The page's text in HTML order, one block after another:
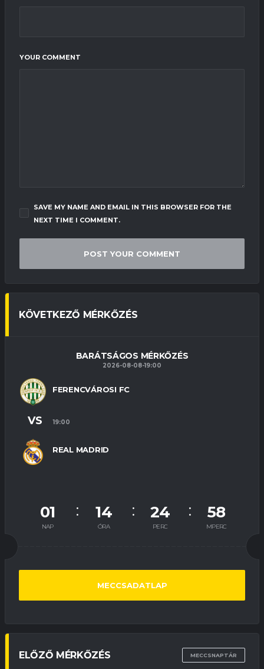
YOUR COMMENT
SAVE MY NAME AND EMAIL IN THIS BROWSER FOR THE
NEXT TIME I COMMENT.
KÖVETKEZŐ MÉRKŐZÉS
BARÁTSÁGOS MÉRKŐZÉS
2026-08-08-19:00
FERENCVÁROSI FC
REAL MADRID
VS 19:00
01
NAP
14
ÓRA
24
PERC
58
MPERC
MECCSADATLAP
ELŐZŐ MÉRKŐZÉS MECCSNAPTÁR